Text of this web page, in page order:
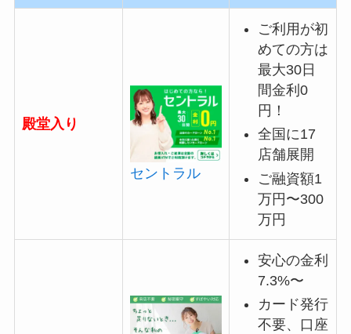
殿堂入り
セントラル
ご利用が初
めての方は
最大30日
間金利0
円！
全国に17
店舗展開
ご融資額1
万円〜300
万円
安心の金利
7.3%〜
カード発行
不要、口座